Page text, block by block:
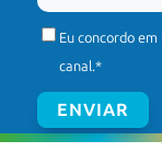
Eu concordo
canal.*